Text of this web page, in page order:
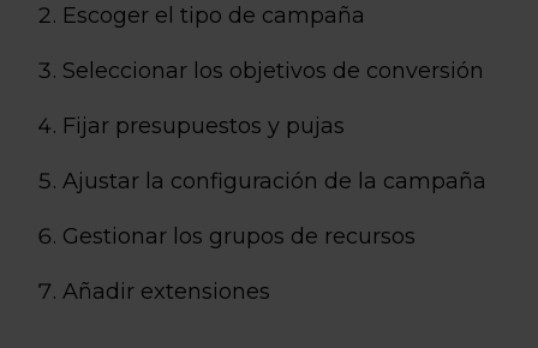
Escoger el tipo de campaña
Seleccionar los objetivos de conversión
Fijar presupuestos y pujas
Ajustar la configuración de la campaña
Gestionar los grupos de recursos
Añadir extensiones